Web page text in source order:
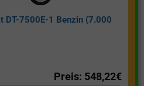
DT-7500E-1 Benzin (7.000
Preis: 548,22€